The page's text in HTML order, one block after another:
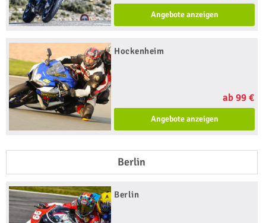
Angebote anzeigen
Hockenheim
ab 99 €
Angebote anzeigen
Berlin
Berlin